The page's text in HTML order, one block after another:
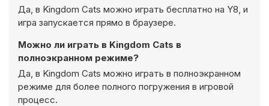
Да, в Kingdom Cats можно играть бесплатно на Y8, и
игра запускается прямо в браузере.
Можно ли играть в Kingdom Cats в
полноэкранном режиме?
Да, в Kingdom Cats можно играть в полноэкранном
режиме для более полного погружения в игровой
процесс.